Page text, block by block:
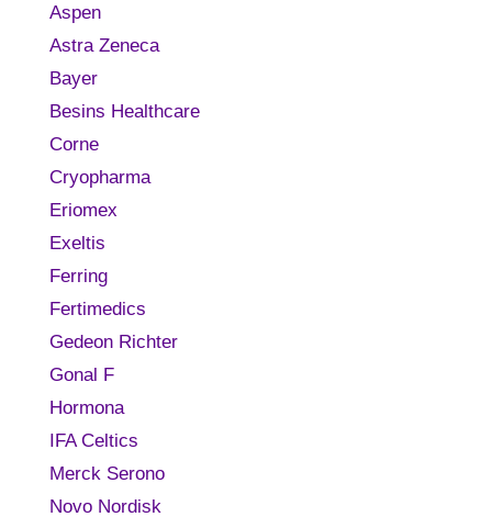
Aspen
Astra Zeneca
Bayer
Besins Healthcare
Corne
Cryopharma
Eriomex
Exeltis
Ferring
Fertimedics
Gedeon Richter
Gonal F
Hormona
IFA Celtics
Merck Serono
Novo Nordisk